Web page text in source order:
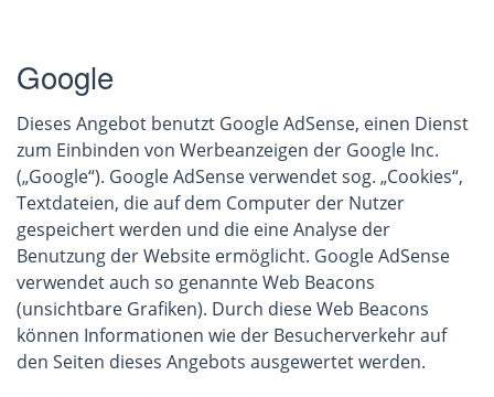
Google
Dieses Angebot benutzt Google AdSense, einen Dienst
zum Einbinden von Werbeanzeigen der Google Inc.
(„Google“). Google AdSense verwendet sog. „Cookies“,
Textdateien, die auf dem Computer der Nutzer
gespeichert werden und die eine Analyse der
Benutzung der Website ermöglicht. Google AdSense
verwendet auch so genannte Web Beacons
(unsichtbare Grafiken). Durch diese Web Beacons
können Informationen wie der Besucherverkehr auf
den Seiten dieses Angebots ausgewertet werden.